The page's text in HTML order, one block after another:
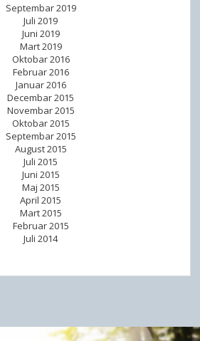
Septembar 2019
Juli 2019
Juni 2019
Mart 2019
Oktobar 2016
Februar 2016
Januar 2016
Decembar 2015
Novembar 2015
Oktobar 2015
Septembar 2015
August 2015
Juli 2015
Juni 2015
Maj 2015
April 2015
Mart 2015
Februar 2015
Juli 2014